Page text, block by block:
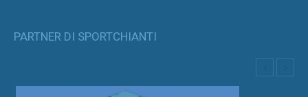
PARTNER DI SPORTCHIANTI